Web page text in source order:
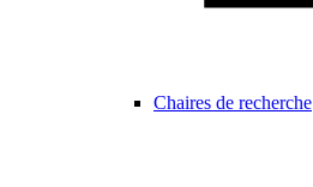
Chaires de recherche